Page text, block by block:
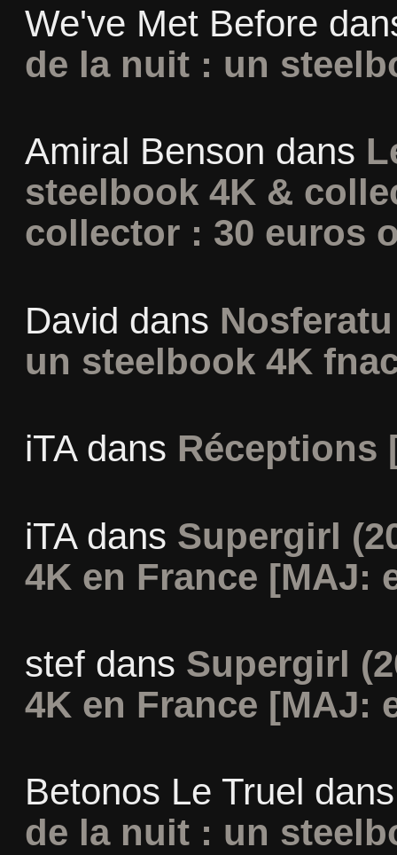
We've Met Before
de la nuit : un
Amiral Benson dans
steelbook 4K &
collector : 30 euros
David dans
un steelbook 4K
iTAdans Réceptions
iTAdans Supergirl
4K en France [MAJ:
stefdans Supergirl
4K en France [MAJ:
Betonos Le Truel
de la nuit : un